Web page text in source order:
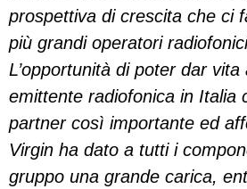
prospettiva di crescita che ci
più grandi operatori
L’opportunità di poter dar
emittente radiofonica in Italia
partner così importante ed
Virgin ha dato a tutti i
gruppo una grande carica,